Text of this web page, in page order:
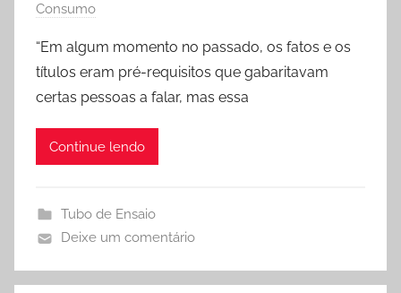
Consumo
“Em algum momento no passado, os fatos e os
títulos eram pré-requisitos que gabaritavam
certas pessoas a falar, mas essa
Continue lendo
Tubo de Ensaio
Deixe um comentário